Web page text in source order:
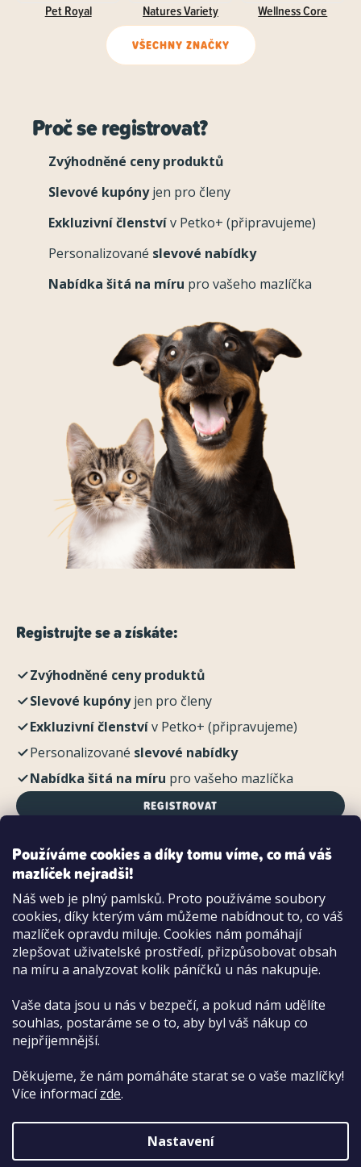
Používáme cookies a díky tomu víme, co má váš
mazlíček nejradši!
Náš web je plný pamlsků. Proto používáme soubory
cookies, díky kterým vám můžeme nabídnout to, co váš
mazlíček opravdu miluje. Cookies nám pomáhají
zlepšovat uživatelské prostředí, přizpůsobovat obsah
na míru a analyzovat kolik páníčků u nás nakupuje.
Vaše data jsou u nás v bezpečí, a pokud nám udělíte
souhlas, postaráme se o to, aby byl váš nákup co
nejpříjemnější.
Děkujeme, že nám pomáháte starat se o vaše mazlíčky!
Více informacízde.
Nastavení
Pet Royal Natures Variety Wellness Core
VŠECHNY ZNAČKY
Proč se registrovat?
Zvýhodněné ceny produktů
Slevové kupónyjen pro členy
Exkluzivní členstvív Petko+ (připravujeme)
Personalizované slevové nabídky
Nabídka šitá na míru pro vašeho mazlíčka
Registrujte se a získáte:
Zvýhodněné ceny produktů
Slevové kupónyjen pro členy
Exkluzivní členstvív Petko+ (připravujeme)
Personalizované slevové nabídky
Nabídka šitá na míru pro vašeho mazlíčka
REGISTROVAT
Možnosti platby:
Dobírkou
Hotově i kartou na pobočce